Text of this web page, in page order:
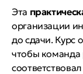
Эта
организации
до сдачи. Курс
чтобы команда